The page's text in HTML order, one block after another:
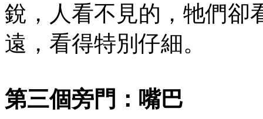
銳，人看不見的，牠們卻
遠，看得特別仔細。
第三個旁門：嘴巴